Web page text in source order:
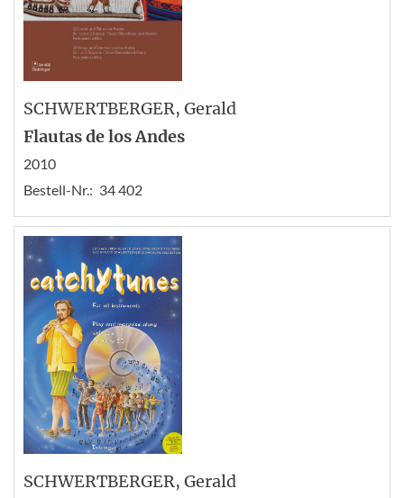
SCHWERTBERGER, Gerald
Flautas de los Andes
2010
Bestell-Nr.: 34 402
SCHWERTBERGER, Gerald